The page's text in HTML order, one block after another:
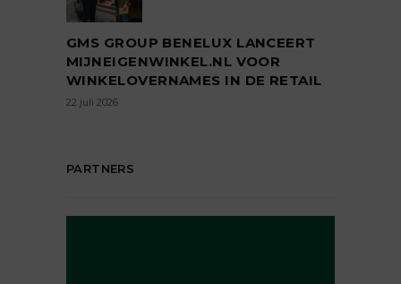
GMS GROUP BENELUX LANCEERT
MIJNEIGENWINKEL.NL VOOR
WINKELOVERNAMES IN DE RETAIL
22 juli 2026
PARTNERS